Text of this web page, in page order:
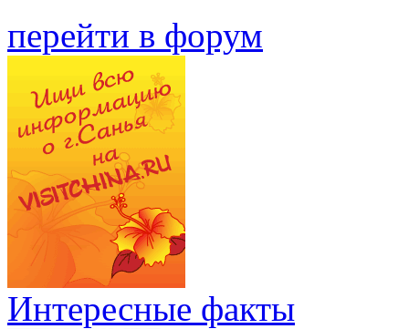
перейти в форум
Интересные факты